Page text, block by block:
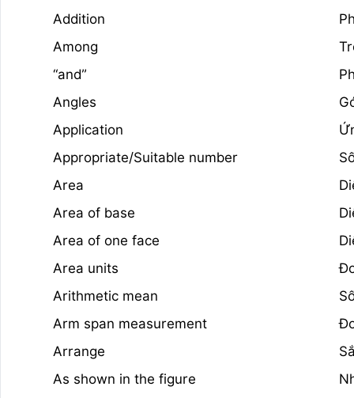
Addition
Among
“and”
Angles
Application
Appropriate/Suitable number
Area
Area of base
Area of one face
Area units
Arithmetic mean
Arm span measurement
Arrange
As shown in the figure